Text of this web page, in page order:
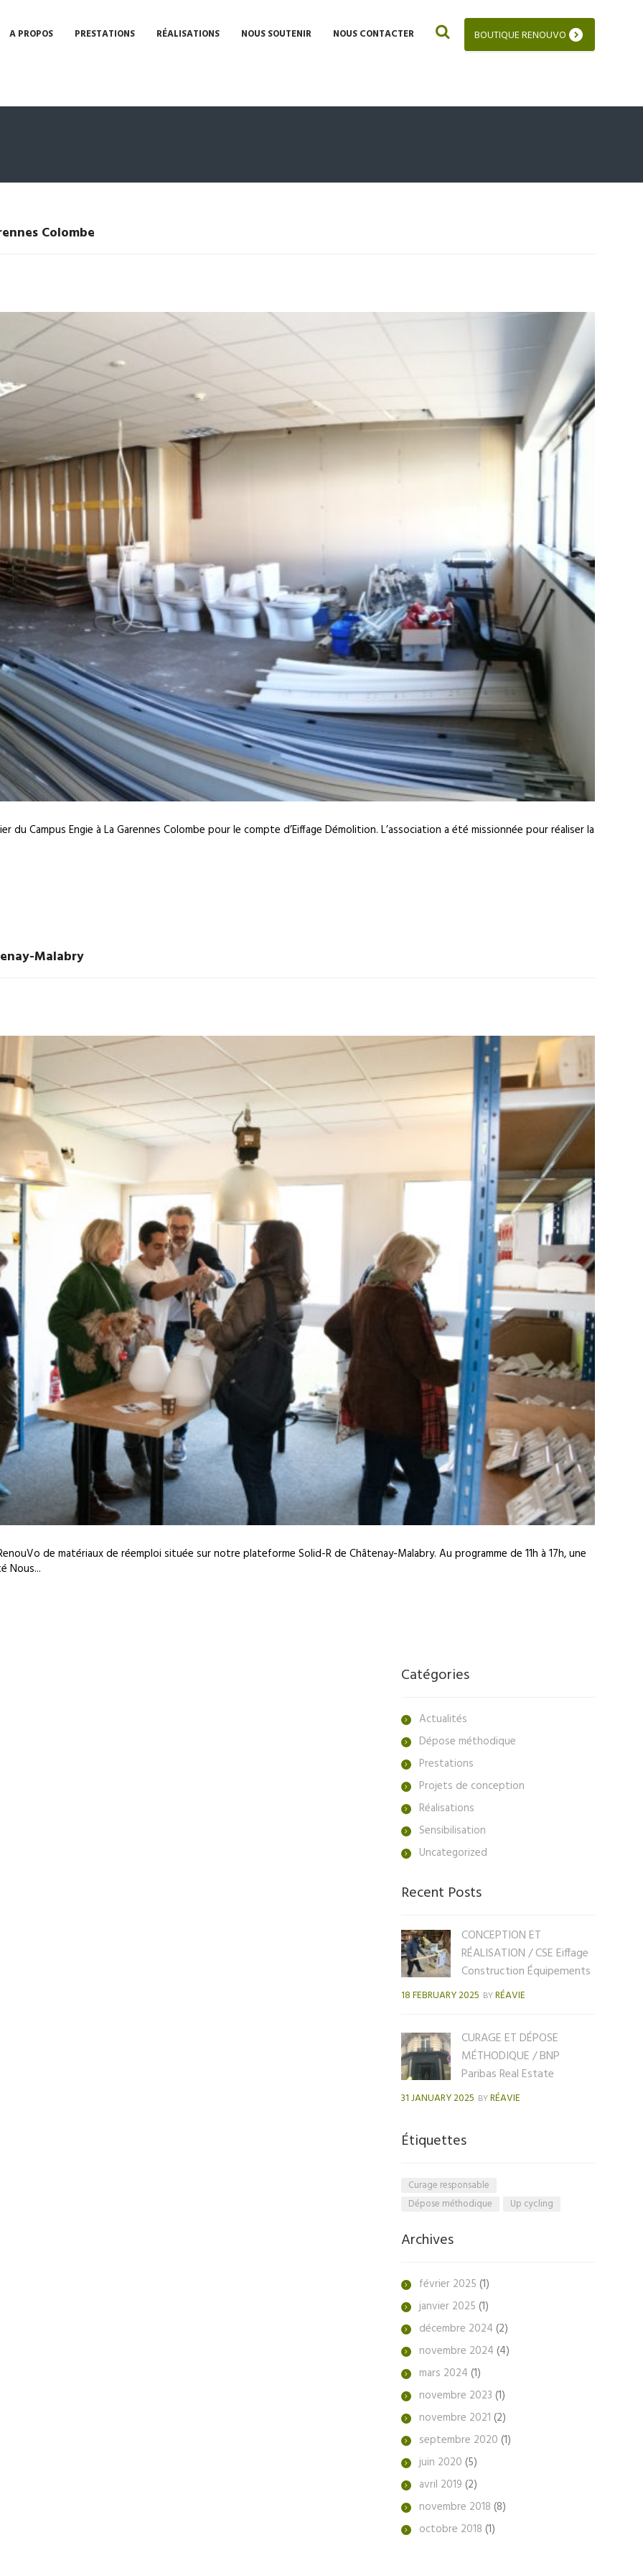
BOUTIQUE RENOUVO
A PROPOS PRESTATIONS RÉALISATIONS NOUS SOUTENIR NOUS CONTACTER
Colombe
du Campus Engie à La Garennes Colombe pour le compte d’Eiffage Démolition. L’association a été missionnée pour réaliser la
Malabry
de matériaux de réemploi située sur notre plateforme Solid-R de Châtenay-Malabry. Au programme de 11h à 17h, une
Nous...
Catégories
Actualités
Dépose méthodique
Prestations
Projets de conception
Réalisations
Sensibilisation
Uncategorized
Recent Posts
CONCEPTION ET
RÉALISATION / CSE Eiffage
Construction Équipements
18 FEBRUARY 2025 BYRÉAVIE
CURAGE ET DÉPOSE
MÉTHODIQUE / BNP
Paribas Real Estate
31 JANUARY 2025 BYRÉAVIE
Étiquettes
Curage responsable
Dépose méthodique
Up cycling
Archives
février 2025 (1)
janvier 2025 (1)
décembre 2024 (2)
novembre 2024 (4)
mars 2024 (1)
novembre 2023 (1)
novembre 2021 (2)
septembre 2020 (1)
juin 2020 (5)
avril 2019 (2)
novembre 2018 (8)
octobre 2018 (1)